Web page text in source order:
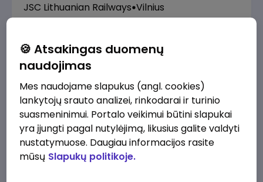
JSC Lithuanian Railways Vilnius
prieš 15 val.
Manevrų operatorius (-ė) (Panevėžys)
(Panevėžys, LT)
JSC Lithuanian Railways
Panevėžys
🍪 Atsakingas duomenų
naudojimas
Mes naudojame slapukus (angl. cookies)
lankytojų srauto analizei, rinkodarai ir turinio
suasmeninimui. Portalo veikimui būtini slapukai
yra įjungti pagal nutylėjimą, likusius galite valdyti
nustatymuose. Daugiau informacijos rasite
mūsų Slapukų politikoje.